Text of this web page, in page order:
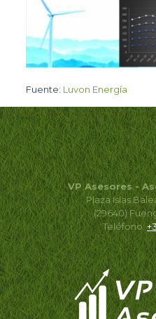
Fuente: Luvon Energía
VP Asesores -
Plaza Islas
(29640)
Teléfono: